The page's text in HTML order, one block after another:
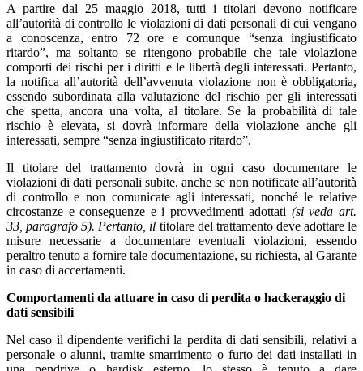
A partire dal 25 maggio 2018, tutti i titolari devono notificare
all’autorità di controllo le violazioni di dati personali di cui vengano
a conoscenza, entro 72 ore e comunque “senza ingiustificato
ritardo”, ma soltanto se ritengono probabile che tale violazione
comporti dei rischi per i diritti e le libertà degli interessati. Pertanto,
la notifica all’autorità dell’avvenuta violazione non è obbligatoria,
essendo subordinata alla valutazione del rischio per gli interessati
che spetta, ancora una volta, al titolare. Se la probabilità di tale
rischio è elevata, si dovrà informare della violazione anche gli
interessati, sempre “senza ingiustificato ritardo”.
Il titolare del trattamento dovrà in ogni caso documentare le
violazioni di dati personali subite, anche se non notificate all’autorità
di controllo e non comunicate agli interessati, nonché le relative
circostanze e conseguenze e i provvedimenti adottati (si veda art.
33, paragrafo 5). Pertanto, il titolare del trattamento deve adottare le
misure necessarie a documentare eventuali violazioni, essendo
peraltro tenuto a fornire tale documentazione, su richiesta, al Garante
in caso di accertamenti.
Comportamenti da attuare in caso di perdita o hackeraggio di
dati sensibili
Nel caso il dipendente verifichi la perdita di dati sensibili, relativi a
personale o alunni, tramite smarrimento o furto dei dati installati in